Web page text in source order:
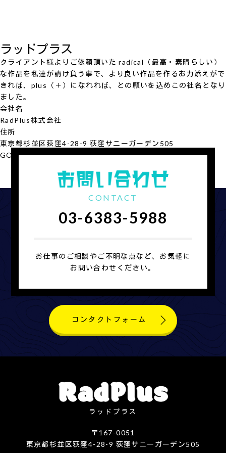
ラッドプラス
クライアント様よりご依頼頂いた radical（最高・素晴らしい）
な作品を私達が請け負う事で、より良い作品を作るお力添えがで
きれば、plus（＋）になれれば、との願いを込めこの社名となり
ました。
会社名
RadPlus株式会社
住所
東京都杉並区荻窪4-28-9 荻窪サニーガーデン505
GOOGLE MAP
会社概要を見る
CONTACT
03-6383-5988
お仕事のご相談やご不明な点など、お気軽に
お問い合わせください。
コンタクトフォーム
ラッドプラス
〒167-0051
東京都杉並区荻窪4-28-9 荻窪サニーガーデン505